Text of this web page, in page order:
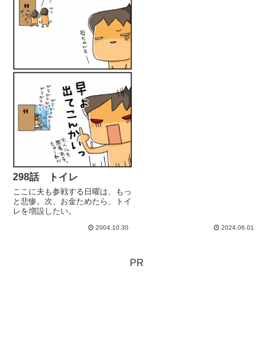
298話 トイレ
ここに夫も参戦する日曜は、もっ
と悲惨。次、お金ためたら、トイ
レを増設したい。
2004.10.30 2024.06.01
PR